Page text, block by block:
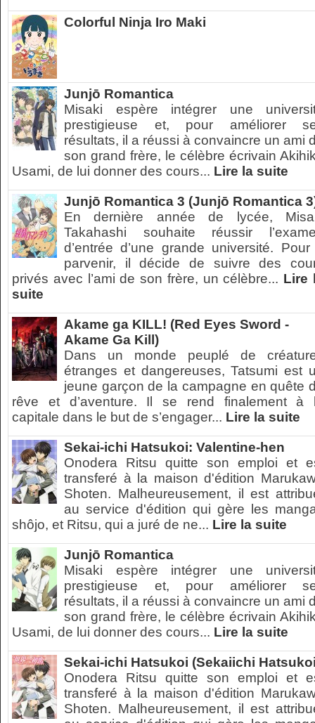
Colorful Ninja Iro Maki
Junjō Romantica
Misaki espère intégrer une
prestigieuse et, pour améliorer
résultats, il a réussi à convaincre un ami
son grand frère, le célèbre écrivain
Usami, de lui donner des cours... Lire la suite
Junjō Romantica 3 (Junjō Romantica
En dernière année de lycée,
Takahashi souhaite réussir
d’entrée d’une grande université.
parvenir, il décide de suivre des
privés avec l’ami de son frère, un célèbre... Lire
suite
Akame ga KILL! (Red Eyes Sword -
Akame Ga Kill)
Dans un monde peuplé de
étranges et dangereuses, Tatsumi est
jeune garçon de la campagne en quête
rêve et d’aventure. Il se rend finalement à
capitale dans le but de s’engager... Lire la suite
Sekai-ichi Hatsukoi: Valentine-hen
Onodera Ritsu quitte son emploi et
transferé à la maison d'édition
Shoten. Malheureusement, il est
au service d'édition qui gère les
shôjo, et Ritsu, qui a juré de ne... Lire la suite
Junjō Romantica
Misaki espère intégrer une
prestigieuse et, pour améliorer
résultats, il a réussi à convaincre un ami
son grand frère, le célèbre écrivain
Usami, de lui donner des cours... Lire la suite
Sekai-ichi Hatsukoi (Sekaiichi
Onodera Ritsu quitte son emploi et
transferé à la maison d'édition
Shoten. Malheureusement, il est